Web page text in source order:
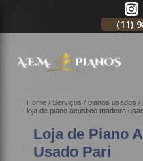
(11)
Home Serviços pianos usados
loja de piano acústico madeira
Loja de Piano
Usado Pari